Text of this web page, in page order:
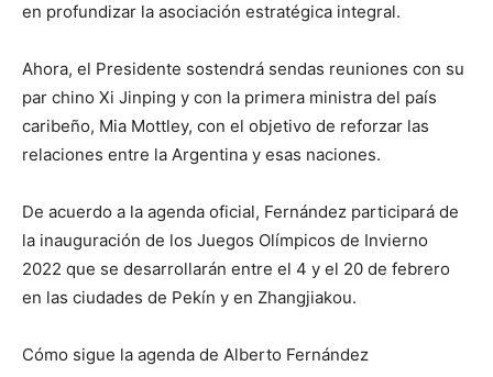
en profundizar la asociación estratégica integral.
Ahora, el Presidente sostendrá sendas reuniones con su
par chino Xi Jinping y con la primera ministra del país
caribeño, Mia Mottley, con el objetivo de reforzar las
relaciones entre la Argentina y esas naciones.
De acuerdo a la agenda oficial, Fernández participará de
la inauguración de los Juegos Olímpicos de Invierno
2022 que se desarrollarán entre el 4 y el 20 de febrero
en las ciudades de Pekín y en Zhangjiakou.
Cómo sigue la agenda de Alberto Fernández